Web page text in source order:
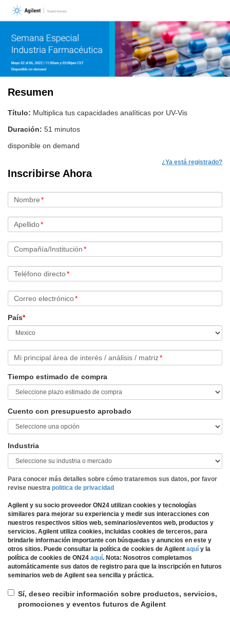
Resumen
Título: Multiplica tus capacidades analíticas por UV-Vis
Duración: 51 minutos
disponible on demand
Inscribirse Ahora
¿Ya está registrado?
Nombre*
Apellido*
Compañía/Institución*
Teléfono directo*
Correo electrónico*
País*
Mi principal área de interés / análisis / matriz*
Tiempo estimado de compra
Cuento con presupuesto aprobado
Industria
Para conocer más detalles sobre cómo trataremos sus datos, por favor
revise nuestra politica de privacidad
Agilent y su socio proveedor ON24 utilizan cookies y tecnologías
similares para mejorar su experiencia y medir sus interacciones con
nuestros respectivos sitios web, seminarios/eventos web, productos y
servicios. Agilent utiliza cookies, incluidas cookies de terceros, para
brindarle información importante con búsquedas y anuncios en este y
otros sitios. Puede consultar la política de cookies de Agilent aquí y la
política de cookies de ON24 aquí. Nota: Nosotros completamos
automáticamente sus datos de registro para que la inscripción en futuros
seminarios web de Agilent sea sencilla y práctica.
Sí, deseo recibir información sobre productos, servicios,
promociones y eventos futuros de Agilent